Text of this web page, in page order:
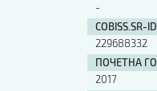
-
COBISS.SR-ID
229688332
ПОЧЕТНА
2017